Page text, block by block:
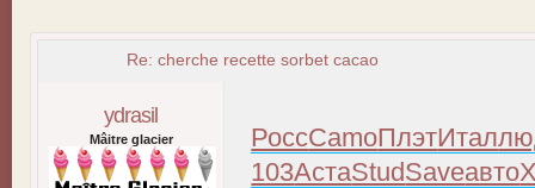
Re: cherche recette sorbet cacao
ydrasil
Mâitre glacier РоссCamoПлэтИтал
103АстаStudSaveавто